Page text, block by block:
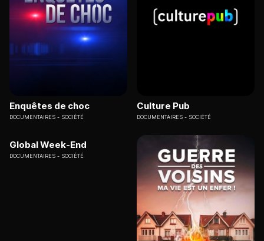
Enquêtes de choc
DOCUMENTAIRES SOCIÉTÉ
Culture Pub
DOCUMENTAIRES SOCIÉTÉ
Global Week-End
DOCUMENTAIRES SOCIÉTÉ